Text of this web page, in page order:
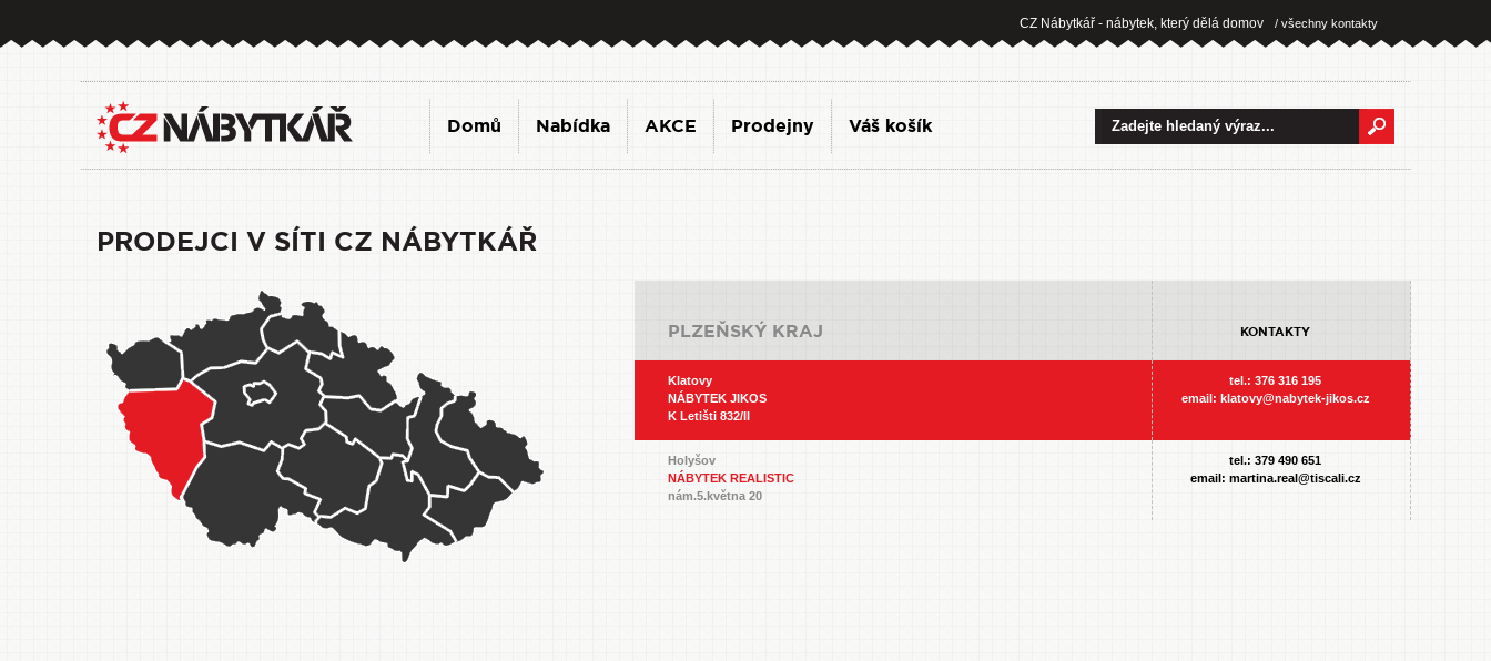
/ všechny kontakty
CZ Nábytkář - nábytek, který dělá domov
Domů Nabídka AKCE Prodejny Váš košík
PRODEJCI V SÍTI CZ NÁBYTKÁŘ
PLZEŇSKÝ KRAJ KONTAKTY
Klatovy
NÁBYTEK JIKOS
K Letišti 832/II
tel.: 376 316 195
email: klatovy@nabytek-jikos.cz
Holyšov
NÁBYTEK REALISTIC
nám.5.května 20
tel.: 379 490 651
email: martina.real@tiscali.cz